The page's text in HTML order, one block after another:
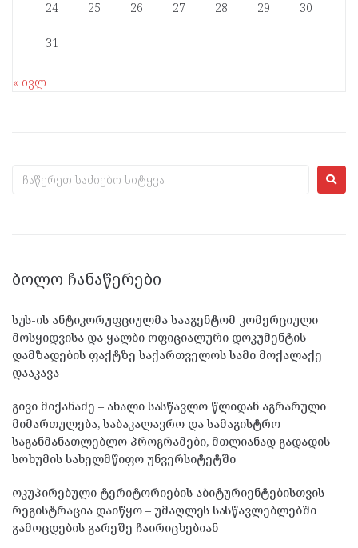
24 25 26 27 28 29 30
31
« ივლ
ᲑᲝᲚᲝ ᲩᲐᲜᲐᲬᲔᲠᲔᲑᲘ
სუს-ის ანტიკორუფციულმა სააგენტომ კომერციული
მოსყიდვისა და ყალბი ოფიციალური დოკუმენტის
დამზადების ფაქტზე საქართველოს სამი მოქალაქე
დააკავა
გივი მიქანაძე – ახალი სასწავლო წლიდან აგრარული
მიმართულება, საბაკალავრო და სამაგისტრო
საგანმანათლებლო პროგრამები, მთლიანად გადადის
სოხუმის სახელმწიფო უნვერსიტეტში
ოკუპირებული ტერიტორიების აბიტურიენტებისთვის
რეგისტრაცია დაიწყო – უმაღლეს სასწავლებლებში
გამოცდების გარეშე ჩაირიცხებიან